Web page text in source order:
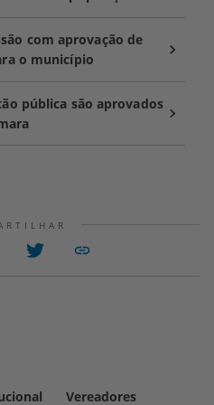
com aprovação de
o município
pública são aprovados
Vereadores